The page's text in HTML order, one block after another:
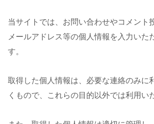
当サイトでは、お問い合わせやコメント
メールアドレス等の個人情報を入力いた
す。
取得した個人情報は、必要な連絡のみに
くもので、これらの目的以外では利用い